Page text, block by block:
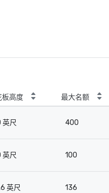
板高度 最大名额
英尺 400
英尺 100
英尺 136